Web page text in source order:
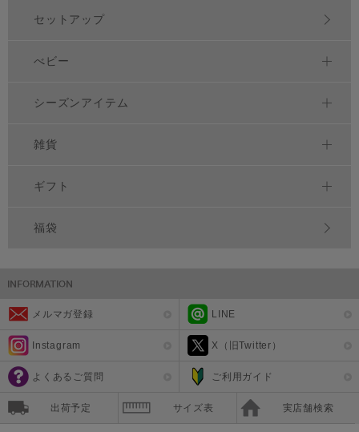
セットアップ
べビー
シーズンアイテム
雑貨
ギフト
福袋
メルマガ登録 LINE
Instagram X（旧Twitter）
よくあるご質問 ご利用ガイド
出荷予定 サイズ表 実店舗検索